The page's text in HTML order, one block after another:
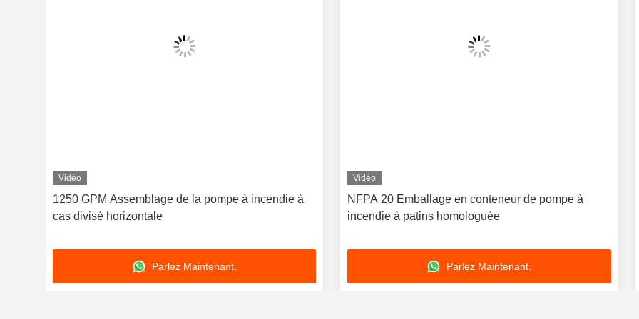
Vidéo
1250 GPM Assemblage de la pompe à incendie à
cas divisé horizontale
Parlez Maintenant.
Vidéo
NFPA 20 Emballage en conteneur de pompe à
incendie à patins homologuée
Parlez Maintenant.